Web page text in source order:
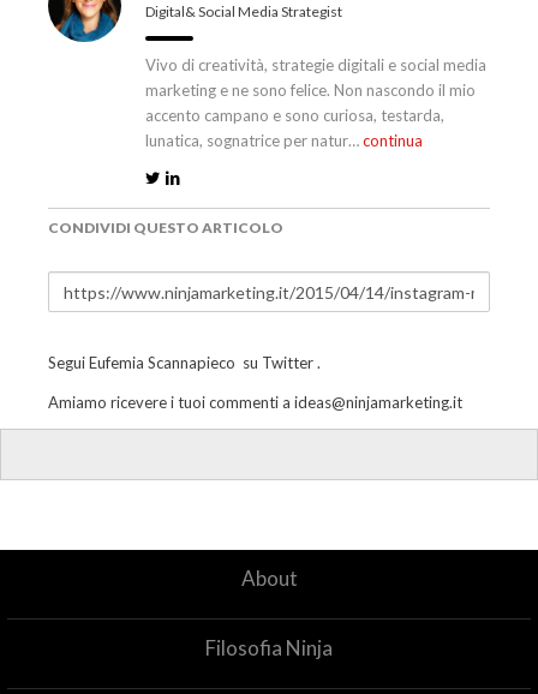
Digital& Social Media Strategist
Vivo di creatività, strategie digitali e social media
marketing e ne sono felice. Non nascondo il mio
accento campano e sono curiosa, testarda,
lunatica, sognatrice per natur…continua
CONDIVIDI QUESTO ARTICOLO
SeguiEufemia Scannapieco su Twitter.
Amiamo ricevere i tuoi commenti a ideas@ninjamarketing.it
About
Filosofia Ninja